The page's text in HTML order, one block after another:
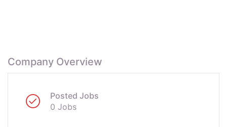
Company Overview
Posted Jobs
0 Jobs